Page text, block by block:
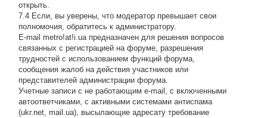
открыть.
7.4 Если, вы уверены, что модератор превышает свои
полномочия, обратитесь к администратору.
E-mail metro!at!i.ua предназначен для решения вопросов
связанных с регистрацией на форуме, разрешения
трудностей с использованием функций форума,
сообщения жалоб на действия участников или
представителей администрации форума.
Учетные записи с не работающим e-mail, с включенными
автоответчиками, с активными системами антиспама
(ukr.net, mail.ua), высылающие адресату требование